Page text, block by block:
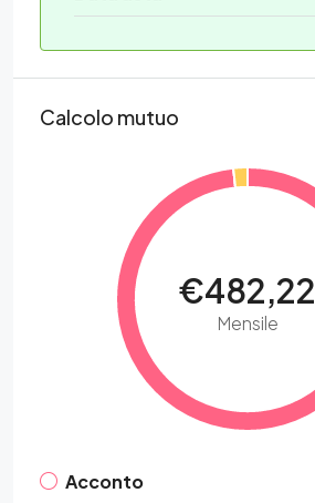
Calcolo mutuo
€482,22
Mensile
Acconto